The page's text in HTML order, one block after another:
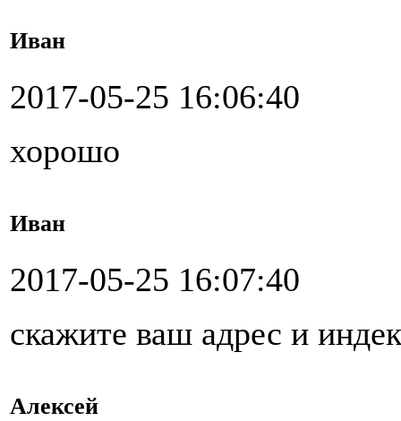
Иван
2017-05-25 16:06:40
хорошо
Иван
2017-05-25 16:07:40
скажите ваш адрес и
Алексей